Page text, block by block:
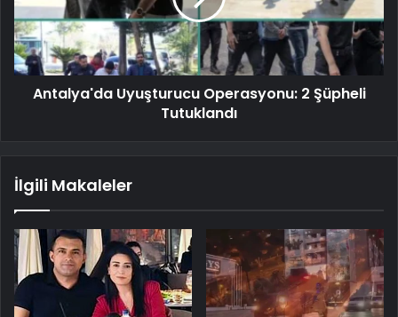
Antalya'da Uyuşturucu Operasyonu: 2 Şüpheli
Tutuklandı
İlgili Makaleler